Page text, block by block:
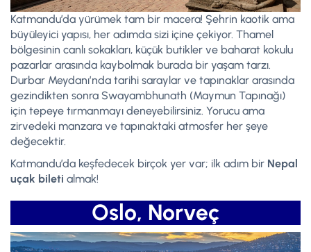
Katmandu’da yürümek tam bir macera! Şehrin kaotik ama
büyüleyici yapısı, her adımda sizi içine çekiyor. Thamel
bölgesinin canlı sokakları, küçük butikler ve baharat kokulu
pazarlar arasında kaybolmak burada bir yaşam tarzı.
Durbar Meydanı’nda tarihi saraylar ve tapınaklar arasında
gezindikten sonra Swayambhunath (Maymun Tapınağı)
için tepeye tırmanmayı deneyebilirsiniz. Yorucu ama
zirvedeki manzara ve tapınaktaki atmosfer her şeye
değecektir.
Katmandu’da keşfedecek birçok yer var; ilk adım bir Nepal
uçak bileti almak!
Oslo, Norveç